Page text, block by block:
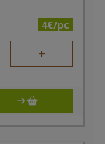
4€/pc
+